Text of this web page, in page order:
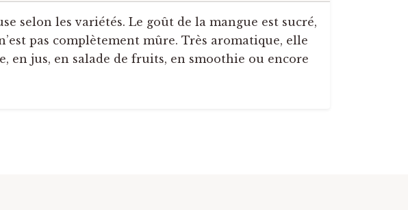
selon les variétés. Le goût de la mangue est sucré,
pas complètement mûre. Très aromatique, elle
en jus, en salade de fruits, en smoothie ou encore